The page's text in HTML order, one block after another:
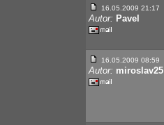
16.05.2009 21:17
Autor: Pavel
16.05.2009 08:59
Autor: miroslav25